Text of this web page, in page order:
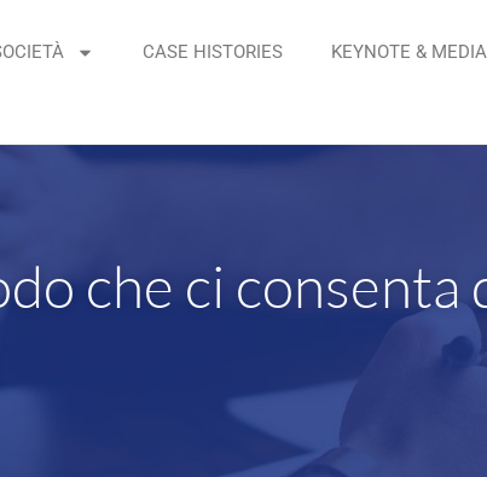
CASE HISTORIES KEYNOTE & MEDIA
che ci consenta